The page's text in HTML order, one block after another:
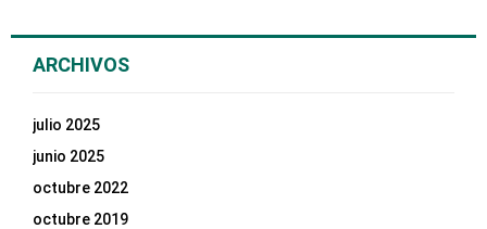
ARCHIVOS
julio 2025
junio 2025
octubre 2022
octubre 2019